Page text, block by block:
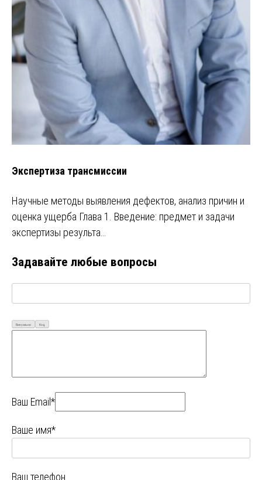
Экспертиза трансмиссии
Научные методы выявления дефектов, анализ причин и
оценка ущерба Глава 1. Введение: предмет и задачи
экспертизы результа…
Задавайте любые вопросы
Визуально Код
Ваш Email*
Ваше имя*
Ваш телефон